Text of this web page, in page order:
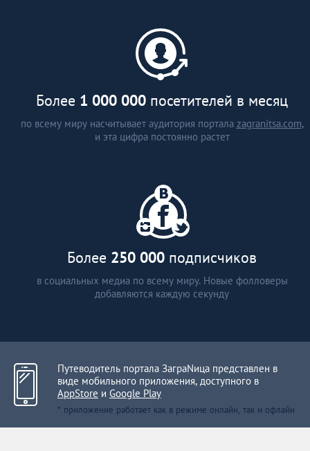
аналитические статьи
интервью с экспертами
Более 1 000 000 посетителей в месяц
по всему миру насчитывает аудитория портала zagranitsa.com,
и эта цифра постоянно растет
Более 250 000 подписчиков
в социальных медиа по всему миру. Новые фолловеры
добавляются каждую секунду
Путеводитель портала ЗаграNица представлен в
виде мобильного приложения, доступного в
AppStore и Google Play
* приложение работает как в режиме онлайн, так и офлайн